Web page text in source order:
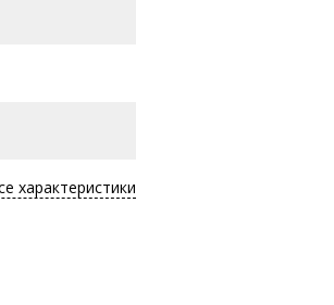
характеристики